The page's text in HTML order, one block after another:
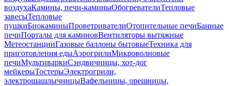
воздухаКамины, печи-каминыОбогревателиТепловые
завесыТепловые
пушкиБиокаминыПроветривателиОтопительные печиБанные
печиПорталы для каминовВентиляторы вытяжные
МетеостанцииГазовые баллоны бытовыеТехника для
приготовления едыАэрогрилиМикроволновые
печиМультиваркиСэндвичницы, хот-дог
мейкерыТостерыЭлектрогрили,
электрошашлычницыВафельницы, орешницы,